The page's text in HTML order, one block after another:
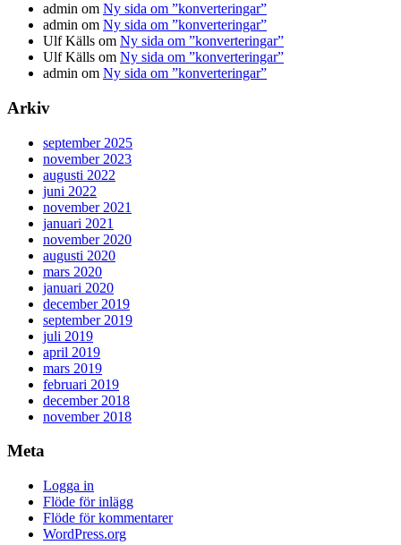
admin om Ny sida om ”konverteringar”
admin om Ny sida om ”konverteringar”
Ulf Källs om Ny sida om ”konverteringar”
Ulf Källs om Ny sida om ”konverteringar”
admin om Ny sida om ”konverteringar”
Arkiv
september 2025
november 2023
augusti 2022
juni 2022
november 2021
januari 2021
november 2020
augusti 2020
mars 2020
januari 2020
december 2019
september 2019
juli 2019
april 2019
mars 2019
februari 2019
december 2018
november 2018
Meta
Logga in
Flöde för inlägg
Flöde för kommentarer
WordPress.org